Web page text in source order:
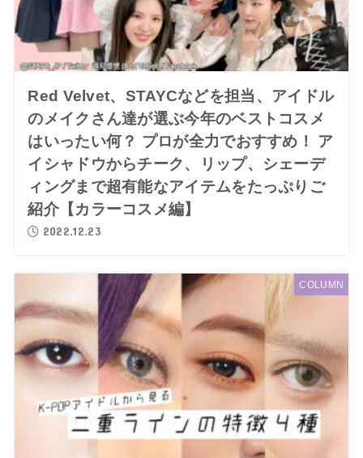
Red Velvet、STAYCなどを担当、アイドル
のメイクさん達が選ぶ今年のベストコスメ
はいったい何？ プロが全力でおすすめ！ ア
イシャドウからチーク、リップ、シェーデ
ィングまで超有能なアイテムをたっぷりご
紹介【カラーコスメ編】
2022.12.23
COLUMN